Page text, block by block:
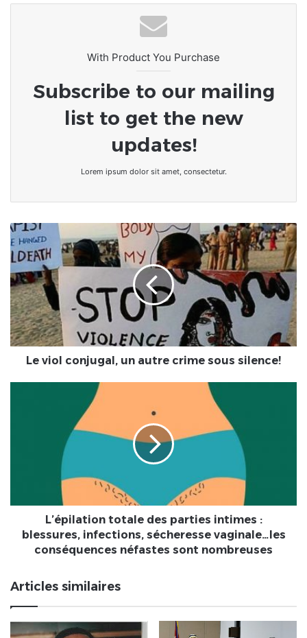
With Product You Purchase
Subscribe to our mailing
list to get the new
updates!
Lorem ipsum dolor sit amet, consectetur.
Le
viol
conjugal,
un
autre
crime
sous
silence!
Le viol conjugal, un autre crime sous silence!
sécheresse
conséquences
nombreuses
L’épilation totale des parties intimes :
blessures, infections, sécheresse vaginale…les
conséquences néfastes sont nombreuses
Articles similaires